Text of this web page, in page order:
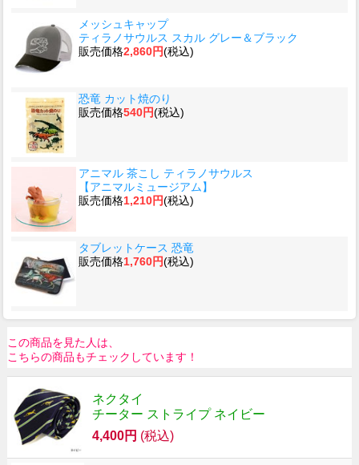
メッシュキャップ
ティラノサウルス スカル グレー＆ブラック
販売価格2,860円(税込)
恐竜 カット焼のり
販売価格540円(税込)
アニマル 茶こし ティラノサウルス
【アニマルミュージアム】
販売価格1,210円(税込)
タブレットケース 恐竜
販売価格1,760円(税込)
この商品を見た人は、
こちらの商品もチェックしています！
ネクタイ
チーター ストライプ ネイビー
4,400円 (税込)